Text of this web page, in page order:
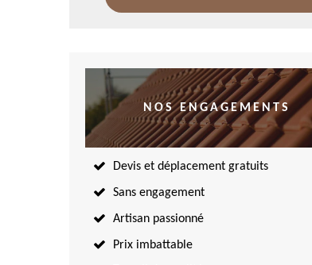
NOS ENGAGEMENTS
Devis et déplacement gratuits
Sans engagement
Artisan passionné
Prix imbattable